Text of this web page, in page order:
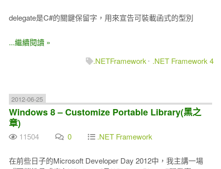
delegate是C#的關鍵保留字，用來宣告可裝載函式的型別
...繼續閱讀 »
.NETFramework
.NET Framework 4
2012-06-25
Windows 8 – Customize Portable Library(黑之
章)
11504 0 .NET Framework
在前些日子的Microsoft Developer Day 2012中，我主講一場